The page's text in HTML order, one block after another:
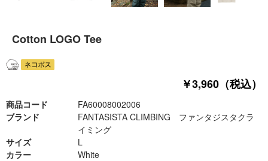
Cotton LOGO Tee
￥3,960（税込）
商品コード
FA60008002006
ブランド
FANTASISTA CLIMBING ファンタジスタクラ
イミング
サイズ
L
カラー
White